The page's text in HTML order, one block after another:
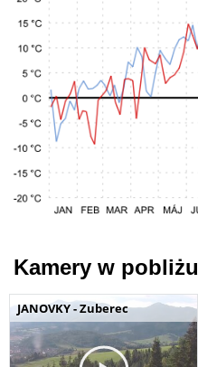
Kamery w pobliżu
JANOVKY - Zuberec